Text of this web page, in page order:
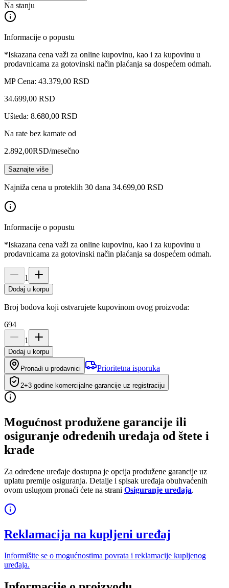
Na stanju
Informacije o popustu
*Iskazana cena važi za online kupovinu, kao i za kupovinu u
prodavnicama za gotovinski način plaćanja sa dospećem odmah.
MP Cena: 43.379,00 RSD
34.699,00 RSD
Ušteda: 8.680,00 RSD
Na rate bez kamate od
2.892,00RSD/mesečno
Saznajte više
Najniža cena u proteklih 30 dana 34.699,00 RSD
Informacije o popustu
*Iskazana cena važi za online kupovinu, kao i za kupovinu u
prodavnicama za gotovinski način plaćanja sa dospećem odmah.
1
Dodaj u korpu
Broj bodova koji ostvarujete kupovinom ovog proizvoda:
694
1
Dodaj u korpu
Pronađi u prodavnici Prioritetna isporuka
2+3 godine komercijalne garancije uz registraciju
Mogućnost produžene garancije ili
osiguranje određenih uređaja od štete i
krađe
Za određene uređaje dostupna je opcija produžene garancije uz
uplatu premije osiguranja. Detalje i spisak uređaja obuhvaćenih
ovom uslugom pronaći ćete na strani Osiguranje uređaja.
Reklamacija na kupljeni uređaj
Informišite se o mogućnostima povrata i reklamacije kupljenog
uređaja.